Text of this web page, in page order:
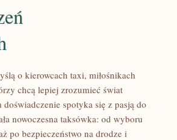
o kierowcach taxi, miłośnikach
chcą lepiej zrozumieć świat
spotyka się z pasją do
nowoczesna taksówka: od wyboru
po bezpieczeństwo na drodze i